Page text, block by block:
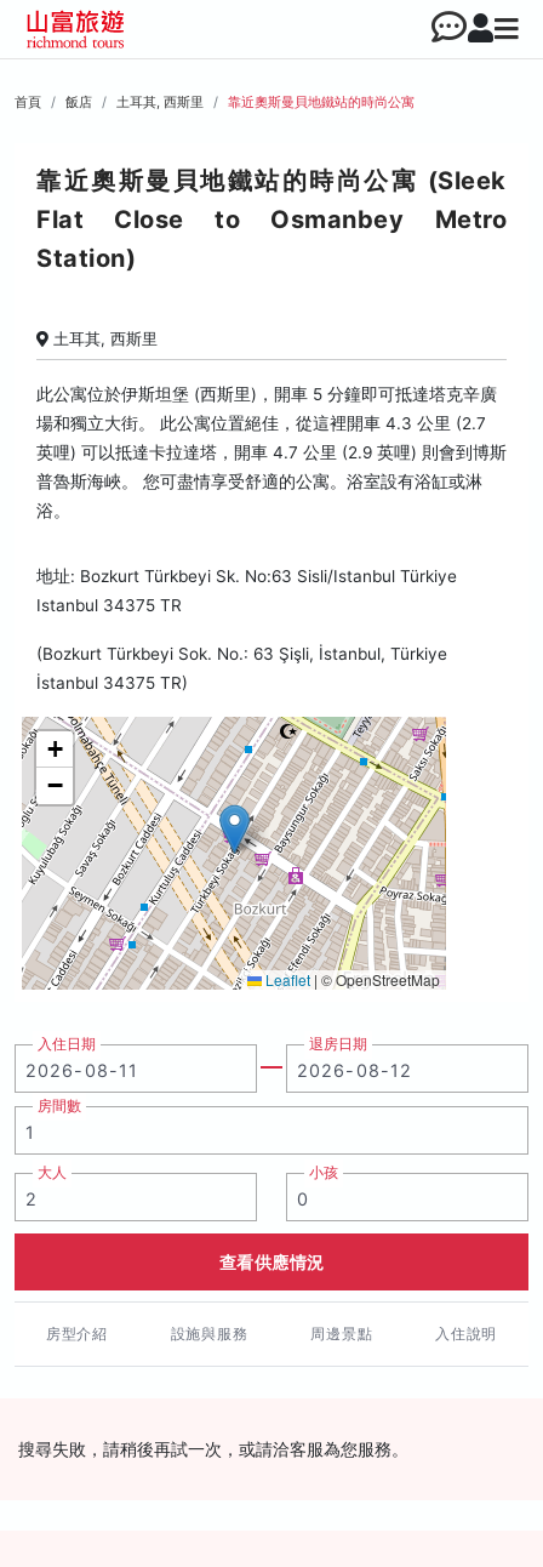
首頁 飯店 土耳其, 西斯里 靠近奧斯曼貝地鐵站的時尚公寓
靠近奧斯曼貝地鐵站的時尚公寓 (Sleek
Flat Close to Osmanbey Metro
Station)
土耳其, 西斯里
此公寓位於伊斯坦堡 (西斯里)，開車 5 分鐘即可抵達塔克辛廣
場和獨立大街。 此公寓位置絕佳，從這裡開車 4.3 公里 (2.7
英哩) 可以抵達卡拉達塔，開車 4.7 公里 (2.9 英哩) 則會到博斯
普魯斯海峽。 您可盡情享受舒適的公寓。浴室設有浴缸或淋
浴。
地址: Bozkurt Türkbeyi Sk. No:63 Sisli/Istanbul Türkiye
Istanbul 34375 TR
(Bozkurt Türkbeyi Sok. No.: 63 Şişli, İstanbul, Türkiye
İstanbul 34375 TR)
+
−
Leaflet | © OpenStreetMap
入住日期 退房日期
房間數
大人 小孩
查看供應情況
房型介紹 設施與服務 周邊景點 入住說明
搜尋失敗，請稍後再試一次，或請洽客服為您服務。